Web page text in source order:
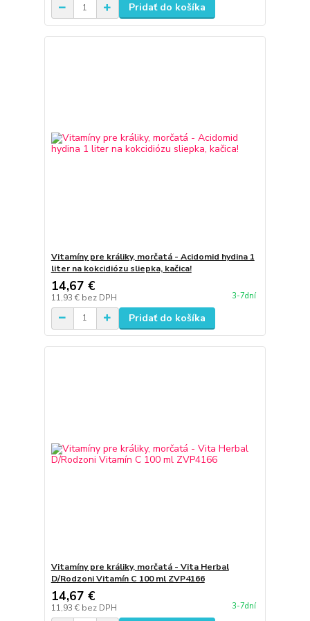
Pridať do košíka
Vitamíny pre králiky, morčatá - Acidomid hydina 1
liter na kokcidiózu sliepka, kačica!
14,67 €
11,93 € bez DPH 3-7dní
Pridať do košíka
Vitamíny pre králiky, morčatá - Vita Herbal
D/Rodzoni Vitamín C 100 ml ZVP4166
14,67 €
11,93 € bez DPH 3-7dní